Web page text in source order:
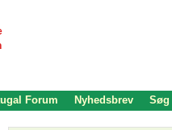
Forum Nyhedsbrev Søg